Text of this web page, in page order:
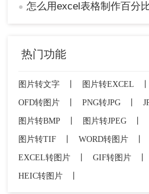
● 怎么用excel表格制作百分
热门功能
图片转文字 图片转EXCEL
OFD转图片
PNG转JPG
图片转BMP
图片转JPEG
图片转TIF
WORD转图片
EXCEL转图片
GIF转图片
HEIC转图片